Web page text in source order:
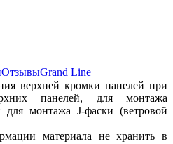
ОтзывыGrand Line
верхней кромки панелей при
панелей, для монтажа
монтажа J-фаски (ветровой
материала не хранить в